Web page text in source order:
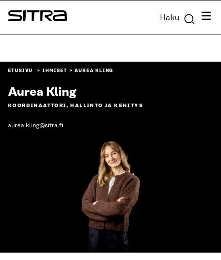
Siirry
suoraan
Sitra Haku
ETUSIVU IHMISET AUREA KLING
Aurea Kling
KOORDINAATTORI, HALLINTO JA KEHITYS
aurea.kling@sitra.fi